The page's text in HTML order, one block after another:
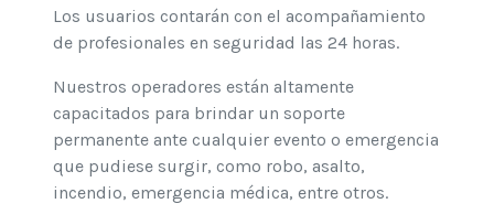
Los usuarios contarán con el acompañamiento
de profesionales en seguridad las 24 horas.
Nuestros operadores están altamente
capacitados para brindar un soporte
permanente ante cualquier evento o emergencia
que pudiese surgir, como robo, asalto,
incendio, emergencia médica, entre otros.